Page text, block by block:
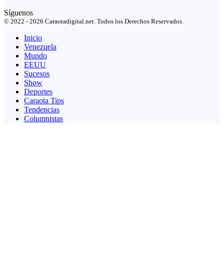
Síguenos
© 2022 - 2026 Caraotadigital.net. Todos los Derechos Reservados.
Inicio
Venezuela
Mundo
EEUU
Sucesos
Show
Deportes
Caraota Tips
Tendencias
Columnistas